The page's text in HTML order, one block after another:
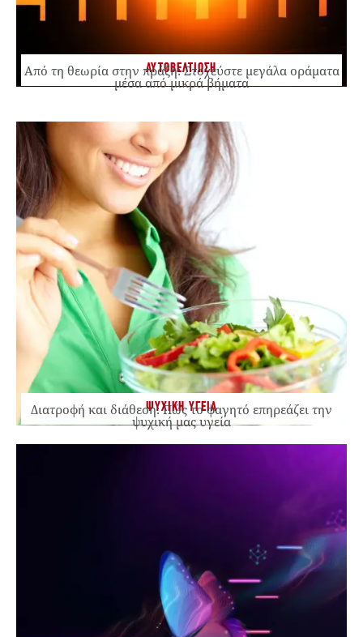
ΑΥΤΟΒΕΛΤΙΩΣΗ
Από τη θεωρία στην πράξη: Στοχεύστε μεγάλα οράματα
μέσα από μικρά βήματα
ΨΥΧΙΚΗ ΥΓΕΙΑ
Διατροφή και διάθεση: Πώς το φαγητό επηρεάζει την
ψυχική μας υγεία